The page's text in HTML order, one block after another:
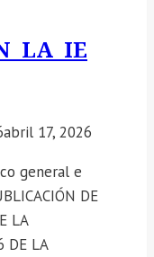
LA IE
abril 17, 2026
general e
DE
LA
DE LA